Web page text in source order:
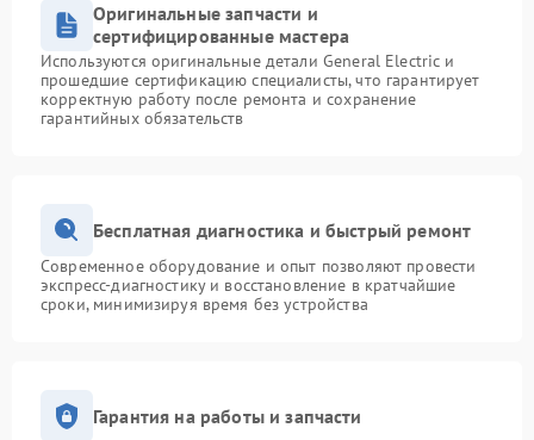
Оригинальные запчасти и
сертифицированные мастера
Используются оригинальные детали General Electric и
прошедшие сертификацию специалисты, что гарантирует
корректную работу после ремонта и сохранение
гарантийных обязательств
Бесплатная диагностика и быстрый ремонт
Современное оборудование и опыт позволяют провести
экспресс-диагностику и восстановление в кратчайшие
сроки, минимизируя время без устройства
Гарантия на работы и запчасти